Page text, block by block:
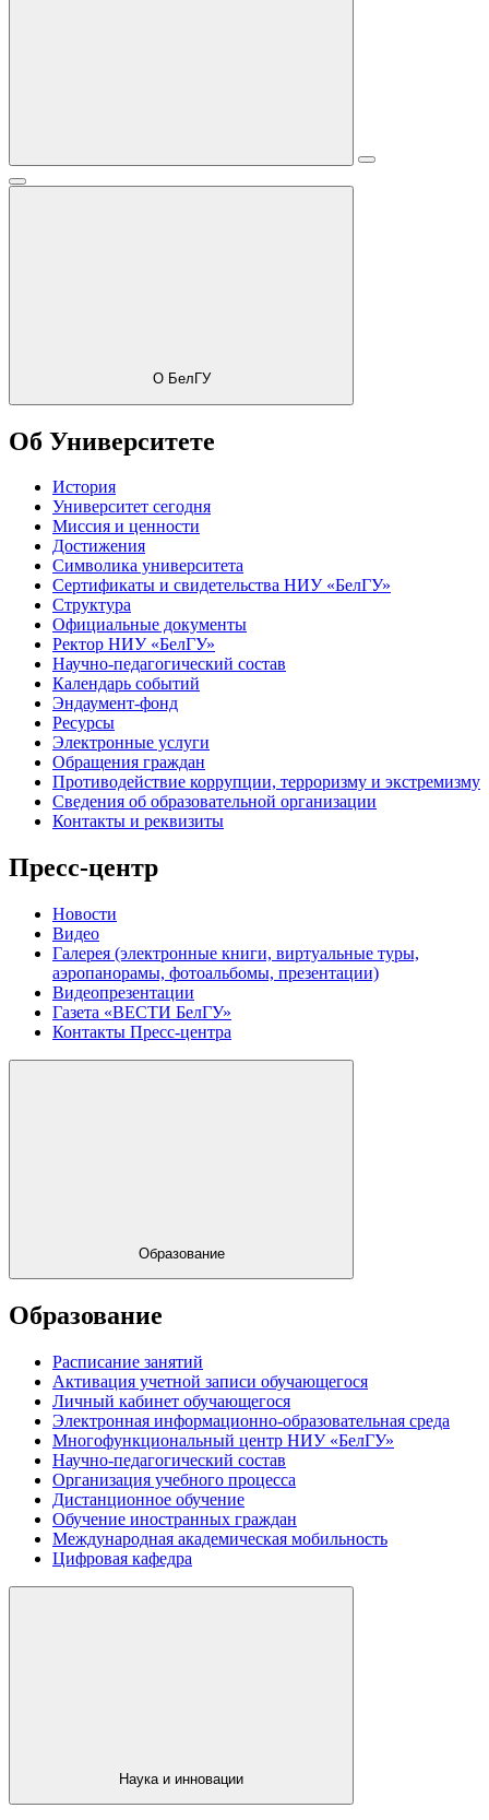
О БелГУ
Об Университете
История
Университет сегодня
Миссия и ценности
Достижения
Символика университета
Сертификаты и свидетельства НИУ «БелГУ»
Структура
Официальные документы
Ректор НИУ «БелГУ»
Научно-педагогический состав
Календарь событий
Эндаумент-фонд
Ресурсы
Электронные услуги
Обращения граждан
Противодействие коррупции, терроризму и экстремизму
Сведения об образовательной организации
Контакты и реквизиты
Пресс-центр
Новости
Видео
Галерея (электронные книги, виртуальные туры,
аэропанорамы, фотоальбомы, презентации)
Видеопрезентации
Газета «ВЕСТИ БелГУ»
Контакты Пресс-центра
Образование
Образование
Расписание занятий
Активация учетной записи обучающегося
Личный кабинет обучающегося
Электронная информационно-образовательная среда
Многофункциональный центр НИУ «БелГУ»
Научно-педагогический состав
Организация учебного процесса
Дистанционное обучение
Обучение иностранных граждан
Международная академическая мобильность
Цифровая кафедра
Наука и инновации